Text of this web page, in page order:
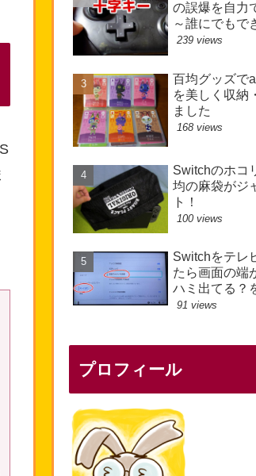
の誤爆を自力
～誰にでもで
239 views
百均グッズで
を美しく収納
ました
168 views
Switchのホコ
均の麻袋がジ
ト！
100 views
Switchをテレ
たら画面の端
ハミ出てる？
91 views
プロフィール